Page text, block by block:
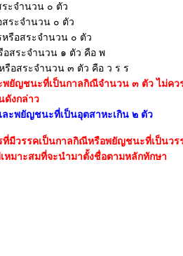
ะจำนวน ๐ ตัว
ระจำนวน ๐ ตัว
รือสระจำนวน ๐ ตัว
สระจำนวน ๑ ตัว คือ พ
อสระจำนวน ๓ ตัว คือ ว ร ร
พยัญชนะที่เป็นกาลกิณีจำนวน ๓ ตัว ไม่คว
ดังกล่าว
ละพยัญชนะที่เป็นอุตสาหะเกิน ๒ ตัว
ที่มีวรรคเป็นกาลกิณีหรือพยัญชนะที่เป็นวร
หมาะสมที่จะนำมาตั้งชื่อตามหลักทักษา